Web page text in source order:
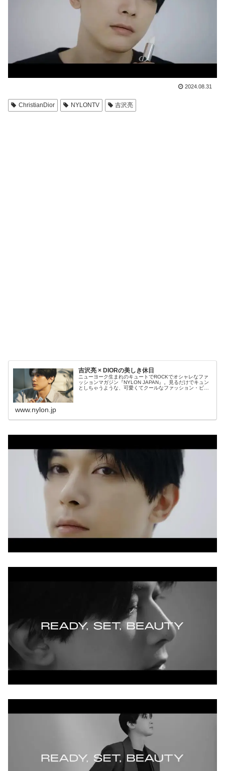
2024.08.31
ChristianDior NYLONTV 吉沢亮
吉沢亮 × DIORの美しき休日
ニューヨーク生まれのキュートでROCKでオシャレなファ
ッションマガジン『NYLON JAPAN』。見るだけでキュン
としちゃうような、可愛くてクールなファッション・ビュ
www.nylon.jp